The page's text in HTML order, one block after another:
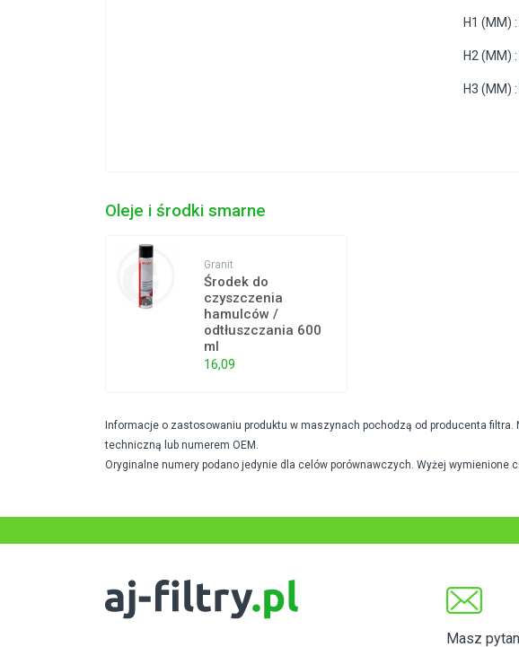
H1 (MM)
H2 (MM)
H3 (MM)
Oleje i środki smarne
Granit
Środek do
czyszczenia
hamulców /
odtłuszczania 600
ml
16,09
Informacje o zastosowaniu produktu w maszynach pochodzą od producenta
techniczną lub numerem OEM.
Oryginalne numery podano jedynie dla celów porównawczych. Wyżej wymienione
Masz